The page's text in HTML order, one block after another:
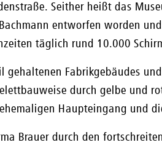
Seither heißt das
entworfen worden
täglich rund 10.000
Fabrikgebäudes
durch gelbe und
Haupteingang und
Brauer durch den